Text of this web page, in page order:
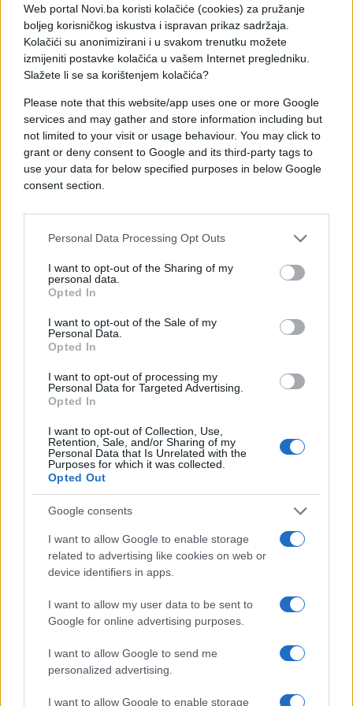
Web portal Novi.ba koristi kolačiće (cookies) za pružanje
boljeg korisničkog iskustva i ispravan prikaz sadržaja.
Kolačići su anonimizirani i u svakom trenutku možete
izmijeniti postavke kolačića u vašem Internet pregledniku.
Slažete li se sa korištenjem kolačića?
Please note that this website/app uses one or more Google
services and may gather and store information including but
not limited to your visit or usage behaviour. You may click to
grant or deny consent to Google and its third-party tags to
use your data for below specified purposes in below Google
consent section.
Personal Data Processing Opt Outs
I want to opt-out of the Sharing of my
personal data.
Opted In
I want to opt-out of the Sale of my
Personal Data.
Opted In
I want to opt-out of processing my
Personal Data for Targeted Advertising.
Opted In
I want to opt-out of Collection, Use,
Retention, Sale, and/or Sharing of my
Personal Data that Is Unrelated with the
Purposes for which it was collected.
Opted Out
Google consents
I want to allow Google to enable storage
related to advertising like cookies on web or
device identifiers in apps.
I want to allow my user data to be sent to
Google for online advertising purposes.
I want to allow Google to send me
personalized advertising.
I want to allow Google to enable storage
profesionalna sredstva, mnogi ih koriste kao
jednostavnu i pristupačnu pomoć u borbi protiv
ljetnih insekata.
#bitni trikovi #MUHE